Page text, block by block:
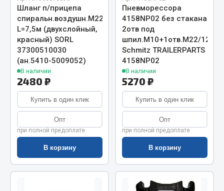
Весь раздел
Цепи подъёмные
Весь раздел
РТИ
Кольца уплотнительные
Лента конвейерная
Манжеты
Паронит
Шланг п/прицепа
спиральн.воздушн.М22
L=7,5м (двухслойный,
красный) SORL
37300510030
(ан.5410-5009052)
В наличии
2480 ₽
Купить в один клик
Опт
при полной предоплате
В корзину
Пневморессора
4158NP02 без стакана
2отв под
шпил.М10+1отв.М22/12
Schmitz TRAILERPARTS
4158NP02
В наличии
5270 ₽
Купить в один клик
Опт
при полной предоплате
В корзину